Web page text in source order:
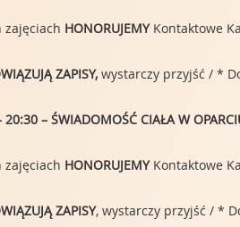
HONORUJEMYKontaktowe
ZAPISY, wystarczy przyjść / *
20:30 – ŚWIADOMOŚĆ CIAŁA W
HONORUJEMYKontaktowe
ZAPISY, wystarczy przyjść / *